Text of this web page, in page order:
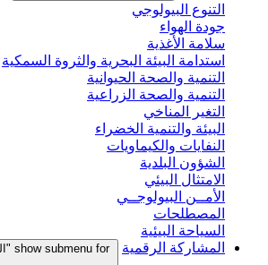
التنوع البيولوجي
جودة الهواء
سلامة الأغذية
استدامة البيئة البحرية والثروة السمكية
التنمية والصحة الحيوانية
التنمية والصحة الزراعية
التغير المناخي
البيئة والتنمية الخضراء
النفايات والكيماويات
الشؤون البلدية
الامتثال البيئي
الأمــن البيولوجــي
المصطلحات
السياحة البيئية
المشاركة الرقمية
show submenu for "المشاركة الرقمية"